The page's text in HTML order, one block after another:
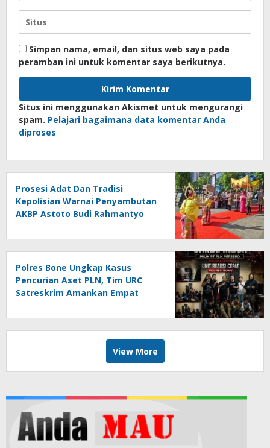
Simpan nama, email, dan situs web saya pada
peramban ini untuk komentar saya berikutnya.
Situs ini menggunakan Akismet untuk mengurangi
spam. Pelajari bagaimana data komentar Anda
diproses
Prosesi Adat Dan Tradisi
Kepolisian Warnai Penyambutan
AKBP Astoto Budi Rahmantyo
Polres Bone Ungkap Kasus
Pencurian Aset PLN, Tim URC
Satreskrim Amankan Empat
View More